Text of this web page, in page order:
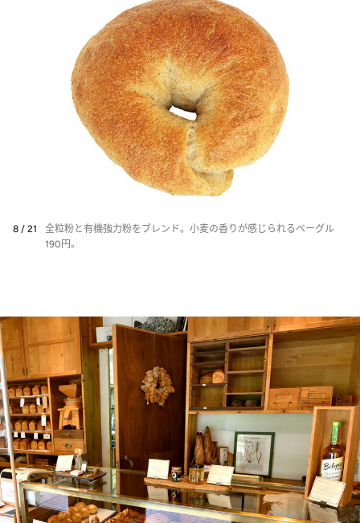
8 / 21
全粒粉と有機強力粉をブレンド。小麦の香りが感じられるベーグル
190円。